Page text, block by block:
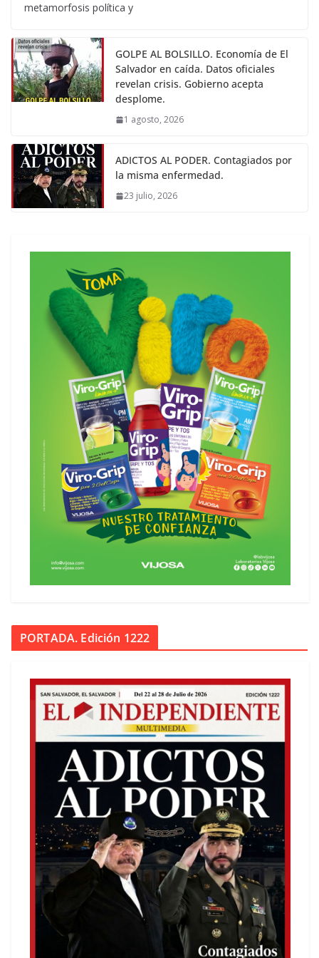
metamorfosis política y
GOLPE AL BOLSILLO. Economía de El
Salvador en caída. Datos oficiales
revelan crisis. Gobierno acepta
desplome.
1 agosto, 2026
ADICTOS AL PODER. Contagiados por
la misma enfermedad.
23 julio, 2026
PORTADA. Edición 1222